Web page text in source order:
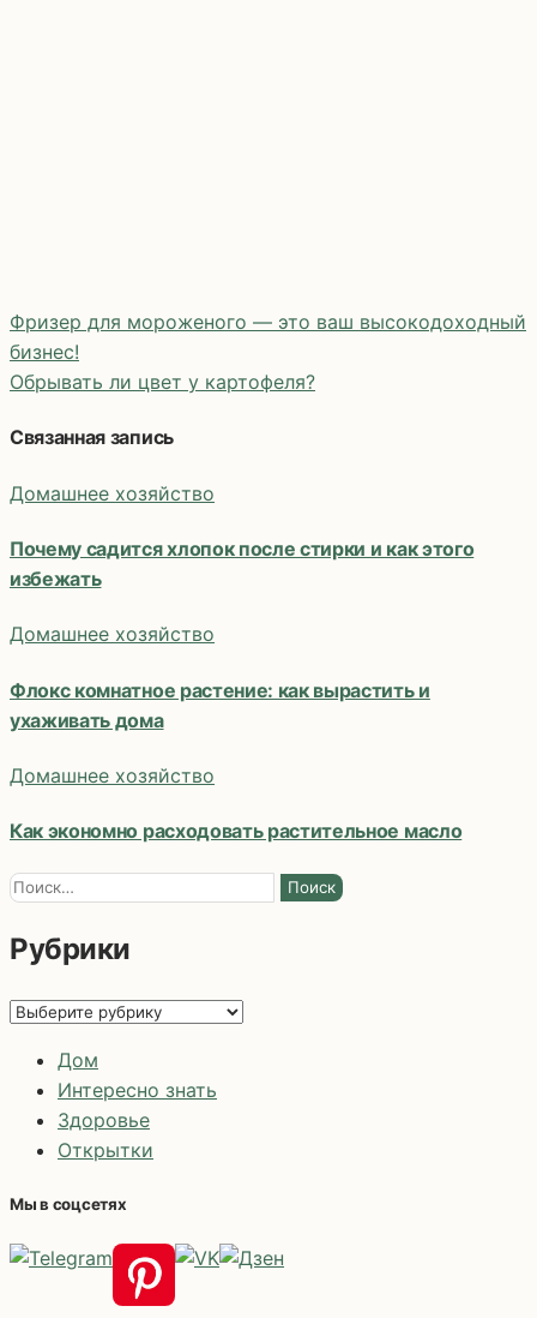
Навигация
по
записям
Фризер для мороженого — это ваш высокодоходный
бизнес!
Обрывать ли цвет у картофеля?
Связанная запись
Домашнее хозяйство
Почему садится хлопок после стирки и как этого
избежать
Домашнее хозяйство
Флокс комнатное растение: как вырастить и
ухаживать дома
Домашнее хозяйство
Как экономно расходовать растительное масло
Найти:
Рубрики
Рубрики
Дом
Интересно знать
Здоровье
Открытки
Мы в соцсетях